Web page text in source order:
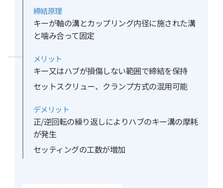
締結原理
キーが軸の溝とカップリング内径に施された溝
と噛み合って固定
メリット
キー又はハブが損傷しない範囲で締結を保持
セットスクリュー、クランプ方式の混用可能
デメリット
正/逆回転の繰り返しによりハブのキー溝の摩耗
が発生
セッティングの工数が増加